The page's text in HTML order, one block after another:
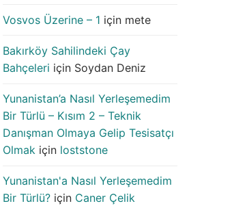
Vosvos Üzerine – 1 için mete
Bakırköy Sahilindeki Çay
Bahçeleri için Soydan Deniz
Yunanistan’a Nasıl Yerleşemedim
Bir Türlü – Kısım 2 – Teknik
Danışman Olmaya Gelip Tesisatçı
Olmak için loststone
Yunanistan'a Nasıl Yerleşemedim
Bir Türlü? için Caner Çelik